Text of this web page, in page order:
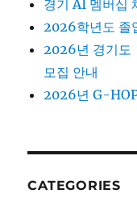
경기 AI 멤버십
2026학년도 졸
2026년 경기도
모집 안내
2026년 G-
CATEGORIES